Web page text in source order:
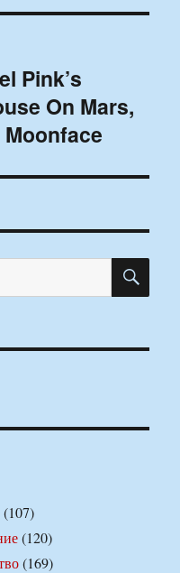
Pink’s
On Mars,
(107)
(120)
(169)